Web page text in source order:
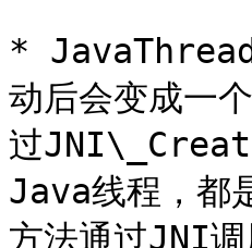
*
动后会变成一
过
Java线程，
方法通过JNI